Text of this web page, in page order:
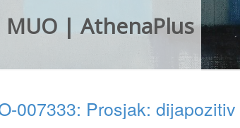
MUO | AthenaPlus
007333: Prosjak: dijapozitiv